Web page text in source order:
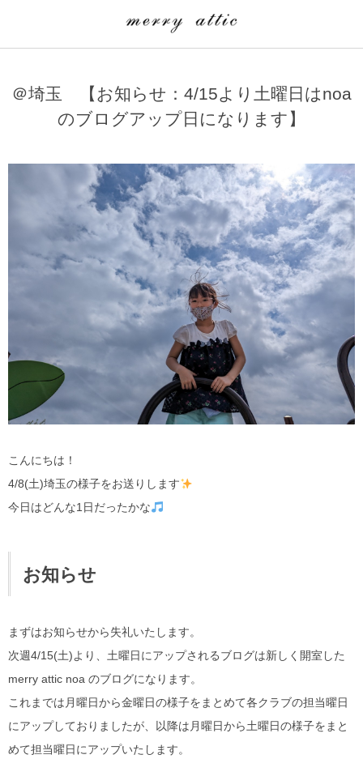
＠埼玉 【お知らせ：4/15より土曜日はnoa
のブログアップ日になります】
こんにちは！
4/8(土)埼玉の様子をお送りします
今日はどんな1日だったかな
お知らせ
まずはお知らせから失礼いたします。
次週4/15(土)より、土曜日にアップされるブログは新しく開室した
merry attic noa のブログになります。
これまでは月曜日から金曜日の様子をまとめて各クラブの担当曜日
にアップしておりましたが、以降は月曜日から土曜日の様子をまと
めて担当曜日にアップいたします。
埼玉県
merry attic ミュージッククラス